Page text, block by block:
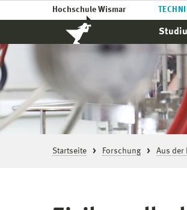
Hochschule Wismar
Startseite Forschung Aus der